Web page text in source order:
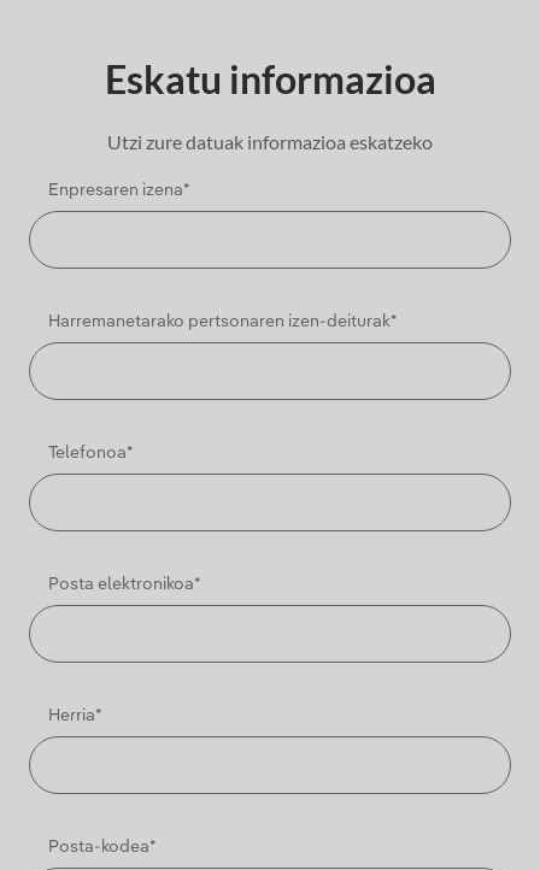
Eskatu informazioa
Utzi zure datuak informazioa eskatzeko
Enpresaren izena*
Harremanetarako pertsonaren izen-deiturak*
Telefonoa*
Posta elektronikoa*
Herria*
Posta-kodea*